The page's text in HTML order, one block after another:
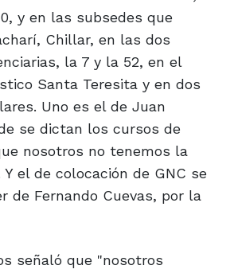
y en las subsedes que
Chillar, en las dos
la 7 y la 52, en el
Santa Teresita y en dos
Uno es el de Juan
se dictan los cursos de
nosotros no tenemos la
el de colocación de GNC se
de Fernando Cuevas, por la
señaló que "nosotros